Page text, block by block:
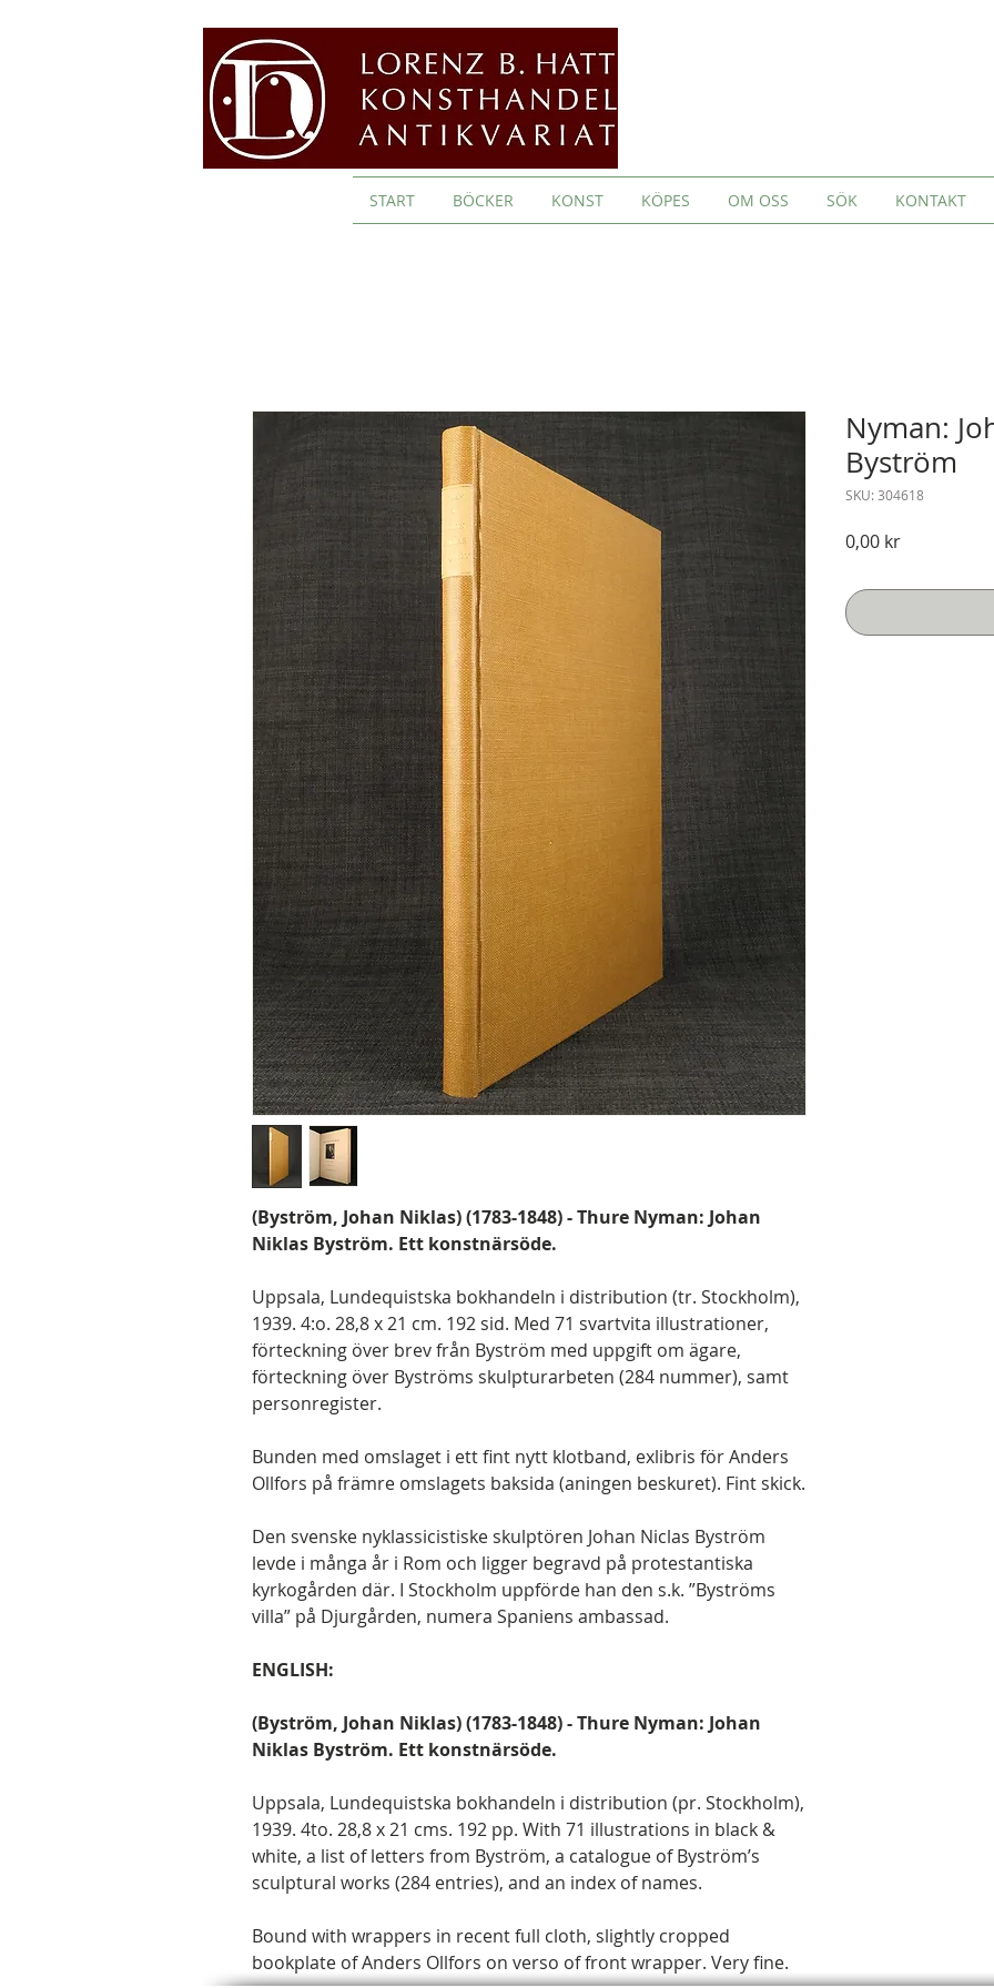
START BÖCKER KONST KÖPES OM OSS SÖK KONTAKT
(Byström, Johan Niklas) (1783-1848) - Thure Nyman: Johan
Niklas Byström. Ett konstnärsöde.
Uppsala, Lundequistska bokhandeln i distribution (tr. Stockholm),
1939. 4:o. 28,8 x 21 cm. 192 sid. Med 71 svartvita illustrationer,
förteckning över brev från Byström med uppgift om ägare,
förteckning över Byströms skulpturarbeten (284 nummer), samt
personregister.
Bunden med omslaget i ett fint nytt klotband, exlibris för Anders
Ollfors på främre omslagets baksida (aningen beskuret). Fint skick.
Den svenske nyklassicistiske skulptören Johan Niclas Byström
levde i många år i Rom och ligger begravd på protestantiska
kyrkogården där. I Stockholm uppförde han den s.k. ”Byströms
villa” på Djurgården, numera Spaniens ambassad.
ENGLISH:
(Byström, Johan Niklas) (1783-1848) - Thure Nyman: Johan
Niklas Byström. Ett konstnärsöde.
Uppsala, Lundequistska bokhandeln i distribution (pr. Stockholm),
1939. 4to. 28,8 x 21 cms. 192 pp. With 71 illustrations in black &
white, a list of letters from Byström, a catalogue of Byström’s
sculptural works (284 entries), and an index of names.
Bound with wrappers in recent full cloth, slightly cropped
bookplate of Anders Ollfors on verso of front wrapper. Very fine.
Nyman:
Byström
SKU: 304618
0,00 krPris